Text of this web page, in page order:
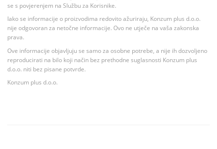
se s povjerenjem na Službu za Korisnike.
Iako se informacije o proizvodima redovito ažuriraju, Konzum plus d.o.o.
nije odgovoran za netočne informacije. Ovo ne utječe na vaša zakonska
prava.
Ove informacije objavljuju se samo za osobne potrebe, a nije ih dozvoljeno
reproducirati na bilo koji način bez prethodne suglasnosti Konzum plus
d.o.o. niti bez pisane potvrde.
Konzum plus d.o.o.